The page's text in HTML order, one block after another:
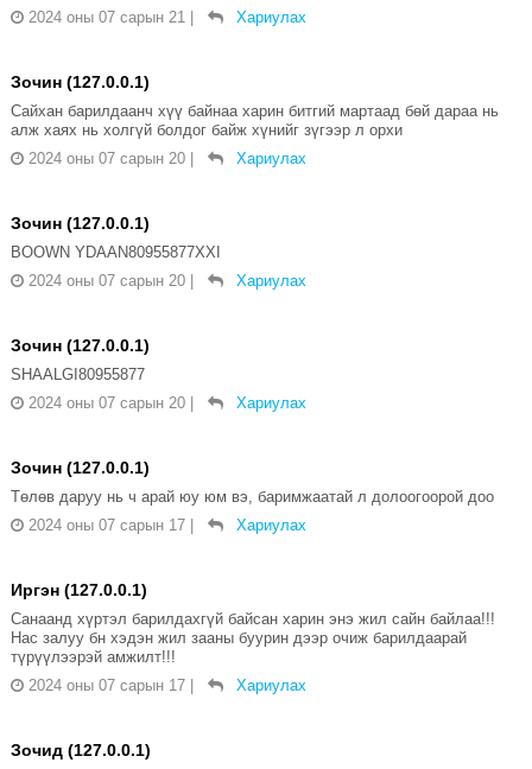
2024 оны 07 сарын 21
Хариулах
Зочин (127.0.0.1)
Сайхан барилдаанч хүү байнаа харин битгий мартаад бөй дараа нь
алж хаях нь холгүй болдог байж хүнийг зүгээр л орхи
2024 оны 07 сарын 20
Хариулах
Зочин (127.0.0.1)
BOOWN YDAAN80955877XXI
2024 оны 07 сарын 20
Хариулах
Зочин (127.0.0.1)
SHAALGI80955877
2024 оны 07 сарын 20
Хариулах
Зочин (127.0.0.1)
Төлөв даруу нь ч арай юу юм вэ, баримжаатай л долоогоорой доо
2024 оны 07 сарын 17
Хариулах
Иргэн (127.0.0.1)
Санаанд хүртэл барилдахгүй байсан харин энэ жил сайн байлаа!!!
Нас залуу бн хэдэн жил зааны буурин дээр очиж барилдаарай
түрүүлээрэй амжилт!!!
2024 оны 07 сарын 17
Хариулах
Зочид (127.0.0.1)